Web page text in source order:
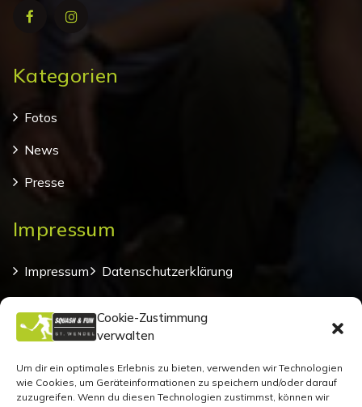
Cookie-Zustimmung
verwalten
Um dir ein optimales Erlebnis zu bieten, verwenden wir Technologien
wie Cookies, um Geräteinformationen zu speichern und/oder darauf
zuzugreifen. Wenn du diesen Technologien zustimmst, können wir
Kategorien
Fotos
News
Presse
Impressum
Impressum
Datenschutzerklärung
Suche